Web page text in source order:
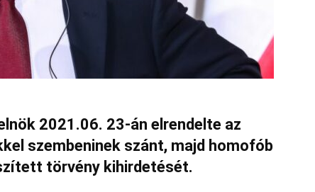
2021.06. 23-án elrendelte az
szembeninek szánt, majd homofób
törvény kihirdetését.